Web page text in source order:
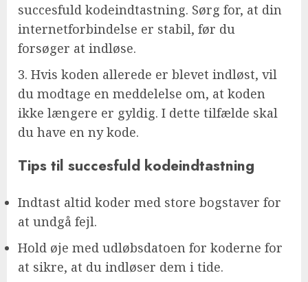
succesfuld kodeindtastning. Sørg for, at din
internetforbindelse er stabil, før du
forsøger at indløse.
3. Hvis koden allerede er blevet indløst, vil
du modtage en meddelelse om, at koden
ikke længere er gyldig. I dette tilfælde skal
du have en ny kode.
Tips til succesfuld kodeindtastning
Indtast altid koder med store bogstaver for
at undgå fejl.
Hold øje med udløbsdatoen for koderne for
at sikre, at du indløser dem i tide.